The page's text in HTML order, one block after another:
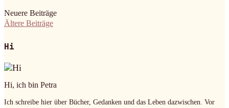
Neuere Beiträge
Ältere Beiträge
Hi
Hi, ich bin Petra
Ich schreibe hier über Bücher, Gedanken und das Leben dazwischen. Vor